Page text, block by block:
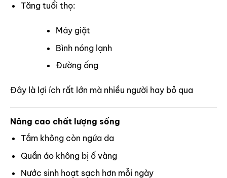
Tăng tuổi thọ:
Máy giặt
Bình nóng lạnh
Đường ống
Đây là lợi ích rất lớn mà nhiều người hay bỏ qua
Nâng cao chất lượng sống
Tắm không còn ngứa da
Quần áo không bị ố vàng
Nước sinh hoạt sạch hơn mỗi ngày